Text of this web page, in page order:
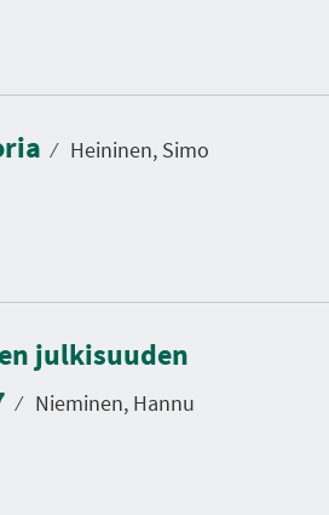
⁄ Heininen, Simo
julkisuuden
⁄ Nieminen, Hannu